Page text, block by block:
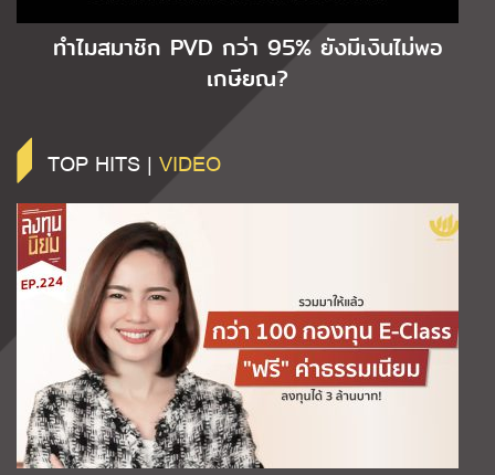
ทำไมสมาชิก PVD กว่า 95% ยังมีเงินไม่พอ
เกษียณ?
TOP HITS | VIDEO